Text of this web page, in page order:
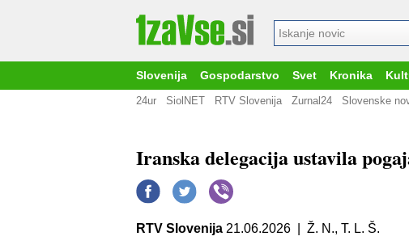
Slovenija Gospodarstvo Svet Kronika
24ur SiolNET RTV Slovenija Zurnal24 Slovenske
Iranska delegacija ustavila
RTV Slovenija 21.06.2026 | Ž. N., T. L. Š.